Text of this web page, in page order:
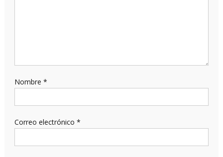
Nombre *
Correo electrónico *